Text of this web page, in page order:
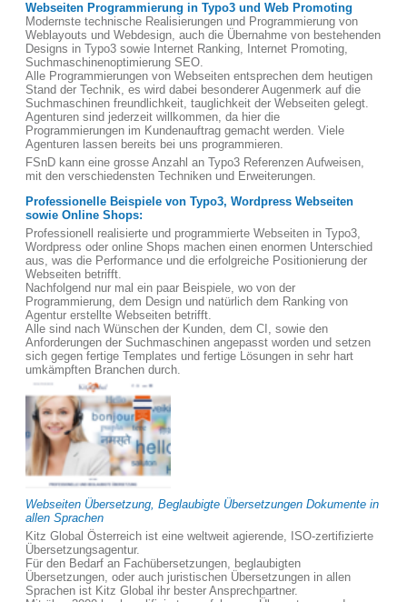
Webseiten Programmierung in Typo3 und Web Promoting
Modernste technische Realisierungen und Programmierung von
Weblayouts und Webdesign, auch die Übernahme von bestehenden
Designs in Typo3 sowie Internet Ranking, Internet Promoting,
Suchmaschinenoptimierung SEO.
Alle Programmierungen von Webseiten entsprechen dem heutigen
Stand der Technik, es wird dabei besonderer Augenmerk auf die
Suchmaschinen freundlichkeit, tauglichkeit der Webseiten gelegt.
Agenturen sind jederzeit willkommen, da hier die
Programmierungen im Kundenauftrag gemacht werden. Viele
Agenturen lassen bereits bei uns programmieren.
FSnD kann eine grosse Anzahl an Typo3 Referenzen Aufweisen,
mit den verschiedensten Techniken und Erweiterungen.
Professionelle Beispiele von Typo3, Wordpress Webseiten
sowie Online Shops:
Professionell realisierte und programmierte Webseiten in Typo3,
Wordpress oder online Shops machen einen enormen Unterschied
aus, was die Performance und die erfolgreiche Positionierung der
Webseiten betrifft.
Nachfolgend nur mal ein paar Beispiele, wo von der
Programmierung, dem Design und natürlich dem Ranking von
Agentur erstellte Webseiten betrifft.
Alle sind nach Wünschen der Kunden, dem CI, sowie den
Anforderungen der Suchmaschinen angepasst worden und setzen
sich gegen fertige Templates und fertige Lösungen in sehr hart
umkämpften Branchen durch.
Webseiten Übersetzung, Beglaubigte Übersetzungen Dokumente in
allen Sprachen
Kitz Global Österreich ist eine weltweit agierende, ISO-zertifizierte
Übersetzungsagentur.
Für den Bedarf an Fachübersetzungen, beglaubigten
Übersetzungen, oder auch juristischen Übersetzungen in allen
Sprachen ist Kitz Global ihr bester Ansprechpartner.